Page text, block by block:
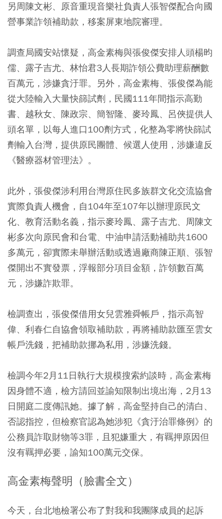
另周陳文彬、原音重現音樂社負責人張智傑配合向國
營事業詐領補助款，移案屏東地院審理。
調查局國安站懷疑，高金素梅與張俊傑安排人頭楊昀
儒、露子吉尤、林怡君3人長期詐領公費助理薪酬數
百萬元，涉嫌貪汙罪。另外，高金素梅、張俊傑為能
從大陸輸入大量快篩試劑，民國111年間指示高勤
書、越秋女、陳政宗、簡智隆、麥玲鳳、呂俠提供人
頭名單，以每人進口100劑方式，化整為零將快篩試
劑輸入台灣，提供原民團體、候選人使用，涉嫌違反
《醫療器材管理法》。
此外，張俊傑涉利用台灣原住民多族群文化交流協會
實際負責人機會，自104年至107年以辦理原民文
化、教育活動名義，指示麥玲鳳、露子吉尤、周陳文
彬多次向原民會和台電、中油申請活動補助共1600
多萬元，卻實際未舉辦活動或透過廠商陳正順、張智
傑開出不實發票，浮報部分項目金額，詐領數百萬
元，涉嫌詐欺罪。
檢調查出，張俊傑借用女兒雲雅舜帳戶，指示高智
偉、利春仁自協會領取補助款，再將補助款匯至雲女
帳戶洗錢，把補助款挪為私用，涉嫌洗錢。
檢調今年2月11日執行大規模搜索約談時，高金素梅
因身體不適，檢方請回並諭知限制出境出海，2月13
日開庭二度傳訊她。據了解，高金堅持自己的清白、
否認指控，但檢察官認為她涉犯《貪汙治罪條例》的
公務員詐取財物等3罪，且犯嫌重大，有羈押原因但
沒有羈押必要，諭知100萬元交保。
高金素梅聲明（臉書全文）
今天，台北地檢署公布了對我和我團隊成員的起訴